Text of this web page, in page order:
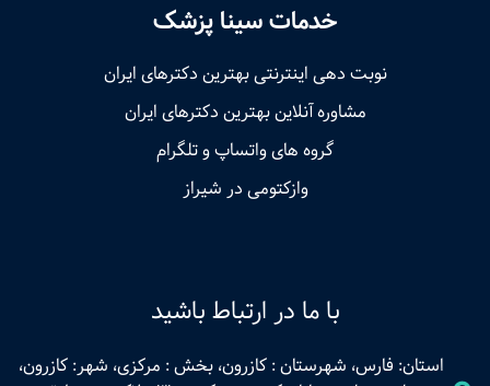
خدمات سینا پزشک
نوبت‌ دهی اینترنتی بهترین دکترهای ایران
مشاوره آنلاین بهترین دکترهای ایران
گروه های واتساپ و تلگرام
وازکتومی در شیراز
با ما در ارتباط باشید
استان: فارس، شهرستان : کازرون، بخش : مرکزی، شهر: کازرون،